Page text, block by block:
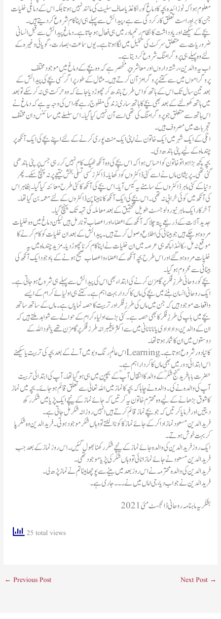
معلوم ہوا کہ نوزائیدہ بچہ کا دماغ کورا کاغذ یا صاف سلیٹ کی مانند نہیں ہوتا بلکہ اس کے دماغی خلیات
جن کا براہِ راست تعلق کارکردگی سے ہے، پیدائش سے پہلے ہی اپنا کام شروع کردیتے ہیں۔
بچے کے سیکھنے اور یادداشت کا نظام رحمِ مادر میں ہی فعال ہوجاتا ہے۔ دماغ پیدائش سے قبل انسانی
ضروریات سے متعلق سرکٹ کی تکمیل میں لگا ہوتا ہے۔ یوں سماعت، بصارت، گویائی وغیرہ کے
لئے وہ پہلے ہی پروگرامنگ شروع کردیتا ہے۔
اب یہ والدین، رشتہ داروں اور معاشرہ پر منحصر ہے کہ وہ بچے کے دماغ میں موجود مختلف
پروگراموں میں سے کتنے پروگرامز آن کرتے ہیں۔ مثال کے طور پر اگر کسی بچے کی پیدائش کے
بعد تین سال تک اس کے ہاتھ کو اس طرح باندھ کر چھوڑدیا جائے کہ وہ حرکت ہی نہ کرسکے تو بعد
میں ہاتھ کھولنے کے بعد بھی بچے کا ہاتھ ساری زندگی مفلوج رہے گا ، اس کی وجہ یہ ہے کہ دماغ نے
اس ہاتھ سے متعلق جو پروگرامنگ کی تھی اسے آن نہیں کیا گیا۔ اس سلسلے میں سائنس دان مختلف
تجربات میں مصروف ہیں۔
اٹلی کے ایک شہر میں ایک خاتون نے اپنی ایک منت پوری کرنے کے لئے اپنے بچے کی ایک آنکھ پر
چند ماہ کے لیے پٹی باندھ دی۔
بچہ کچھ بڑا ہوا تو خاتون کو احساس ہوا کہ اس بچے کی وہ آنکھ ٹھیک کام نہیں کررہی جس پرپٹی باندھی
گئی تھی۔ پریشان ماں نے اسے کئی ڈاکٹروں کو دکھایا۔ ڈاکٹرز کسی تسلی بخش نتیجے پر نہ پہنچ سکے۔ پھر
دنیا کے کئی ماہر ڈاکٹروں کے سامنے یہ کیس آیا۔ اس بچے کی آنکھ کا کئی طرح معائنہ کیا گیا ۔ بظاہر اس
کی آنکھ میں کوئی خرابی نہ تھی۔ اس بچے کی ایک آنکھ کا نابینا پن ڈاکٹروں کے لئے معمہ بن گیا تھا۔
آخرکار ایک ماہر نیورولوجسٹ طویل تحقیق کے بعد معاملہ کی تہہ تک پہنچ گیا۔
جدید آلات کے ذریعے پتہ چلا کہ آنکھ کے اعضاء اور اعصاب تو نارمل ہیں لیکن دماغ میں وہ خلیات
مردہ ہوچکے ہیں جو بینائی کی اطلاع وصول کرتے ہیں۔ پیدائش کے بعد ان خلیات کو کام کرنے کا
موقع نہ مل سکا لہٰذا کچھ ہی عرصہ میں ان خلیات نے اپنا کام کرنا چھوڑ دیا۔ مزید چند ماہ میں یہ
خلیات مردہ ہوگئے اور اس طرح بچہ آنکھ کے اعضاء و اعصاب صحیح ہونے کے باوجود ایک آنکھ کی
بینائی سے محروم ہوگیا۔
بچے کو روحانی طرزِ فکر پر گامزن کرنے کی ابتداء بھی اس کی پیدائش سے پہلے ہی شروع ہوجاتی ہے۔
ایک روحانی انسان بننے میں بچے کی ماں کا کردار بہت اہم ہے۔ کتنے ہی اولیائے کرام کے ایسے
واقعات موجود ہیں کہ جن میں ماں کی طرزِ فکر اور تربیت کا حصہ نمایاں ہے۔ماں کے ساتھ ساتھ
بچے میں باپ کی طرزِ فکر کا بھی حصہ ہے۔ کئی بڑے اولیاء کرام کے حوالے سے شواہد ملتے ہیں کہ
ان کے والدین، دادا دادی یا نانا نانی میں سے اکثر پیغمبرانہ طرز فکر پر گامزن تھے یا خود اﷲ کے
دوستوں میں ان کا شمار ہوتا تھا۔
اس عالمِ رنگ و بو میں آنے کے بعد بچہ کی تربیت یا سیکھنے Learningکا نیا دور شرو ع ہوتا ہے۔
اس ابتدائی دور میں بھی ماں کا کردار اہم ہے۔
حضرت با با فرید گنج شکرؒ کے والد کا انتقال آپؒ کے بچپن میں ہی ہوگیا تھا۔ آپ کی ابتدائی تربیت
آپ کی والدہ نے کی۔ والدہ نے چاہا کہ بچہ کا نماز میں اﷲ تعالیٰ سے تعلق قائم ہوجائے۔ بچہ میں نماز
کا شوق بڑھانے کے لیے وہ محترم خاتون یہ کرتیں کہ جائے نماز کے نیچے ایک پڑیا میں شکر رکھ
دیتیں اور فرمایا کرتیں کہ جو بچے نماز قائم کرتے ہیں انہیں روزانہ شکر مل جاتی ہے۔
فرید الدین مسعود نماز ادا کر کے جائے نماز کا کونا الٹتے تو وہاں شکر موجود ہوتی۔ فرید الدین وہ شکر پا
کر بہت خوش ہوتے۔
ایک روز فرید الدین کی والدہ جائے نماز کے نیچے شکر رکھنا بھول گئیں۔ اس روز نماز کے بعد جب
فرید الدین مسعود نے جائے نماز اٹائی تو وہاں شکر کی پڑیا موجود تھی۔
فرید الدین کی والدہ محترمہ نے اس روز بعد میں بیٹے سے پوچھا بیٹا تم نے نماز پڑھ لی۔
فرید الدین نے جواب دیا ، جی اماں میں نے۔۔۔جاری ہے۔
بشکریہ ماہنامہ روحانی ڈائجسٹ مئی 2021
25 total views
← Previous Post Next Post →